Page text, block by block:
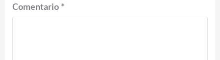
Comentario *